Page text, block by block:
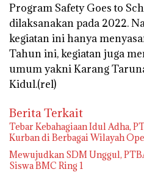
Program Safety Goes to
dilaksanakan pada 2022.
kegiatan ini hanya
Tahun ini, kegiatan juga
umum yakni Karang
Kidul.(rel)
Berita Terkait
Tebar Kebahagiaan Idul Adha,
Kurban di Berbagai Wilayah
Mewujudkan SDM Unggul,
Siswa BMC Ring 1